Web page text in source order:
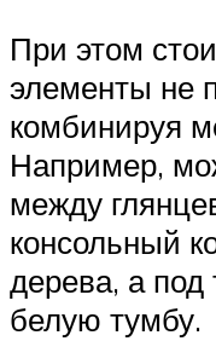
При этом
элементы не
комбинируя
Например,
между
консольный
дерева, а
белую тумбу.